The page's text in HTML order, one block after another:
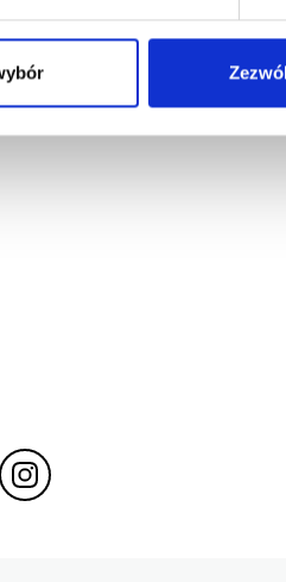
A jeśli ktoś potrzebuje